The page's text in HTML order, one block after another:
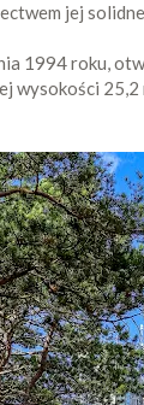
jej
1994 roku,
wysokości